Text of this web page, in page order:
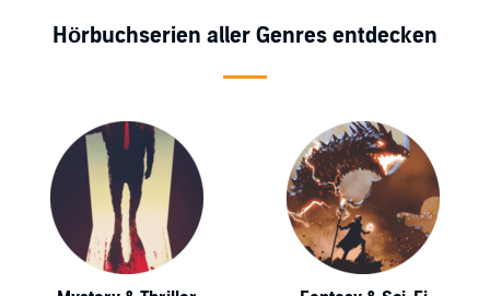
Hörbuchserien aller Genres entdecken